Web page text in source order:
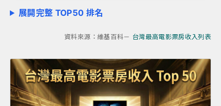
展開完整 TOP50 排名
資料來源：維基百科－ 台灣最高電影票房收入列表